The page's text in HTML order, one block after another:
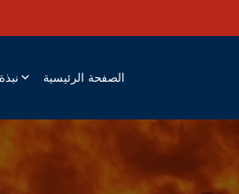
الصفحة الرئيسية